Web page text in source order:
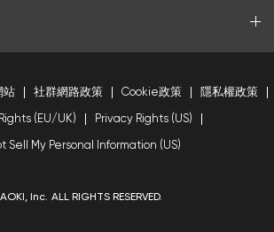
站 社群網路政策 Cookie政策 隱私權政策
(EU/UK) Privacy Rights (US)
Sell My Personal Information (US)
Inc. ALL RIGHTS RESERVED.